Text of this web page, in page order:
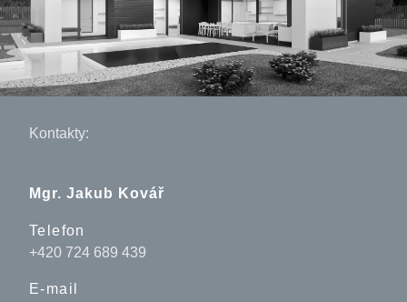
Kontakty:
Mgr. Jakub Kovář
Telefon
+420 724 689 439
E-mail